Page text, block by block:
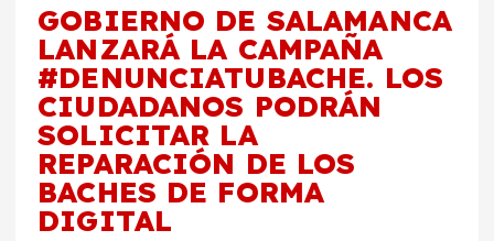
GOBIERNO DE SALAMANCA
LANZARÁ LA CAMPAÑA
#DENUNCIATUBACHE. LOS
CIUDADANOS PODRÁN
SOLICITAR LA
REPARACIÓN DE LOS
BACHES DE FORMA
DIGITAL